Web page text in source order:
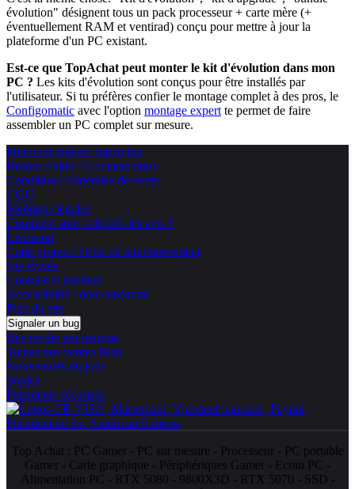
évolution" désignent tous un pack processeur + carte mère (+
éventuellement RAM et ventirad) conçu pour mettre à jour la
plateforme d'un PC existant.
Est-ce que TopAchat peut monter le kit d'évolution dans mon
PC ? Les kits d'évolution sont conçus pour être installés par
l'utilisateur. Si tu préfères confier le montage complet à des pros, le
Configomatic avec l'option montage expert te permet de faire
assembler un PC complet sur mesure.
Pourquoi choisir TopAchat
Besoin d'aide ? Contacte nous
Conditions Générales de vente
CGU
Mentions légales
Comment sont collectés les avis ?
Livraison
Code promo / Offre de remboursement
Vie Privée
Cookies et trackers
Accessibilité : non conforme
Plan du site
Signaler un bug
Recherche par marque
Toutes nos ventes flash
Nouveautés du jour
Soldes
Paiements sécurisés
Top Achat : PC Gamer- PC sur mesure - Processeur- PC portable
Gamer - Carte graphique - Périphériques Gamer - Ecran PC -
Alimentation PC - RTX 5080 - 9800X3D - RTX 5070 - SSD -